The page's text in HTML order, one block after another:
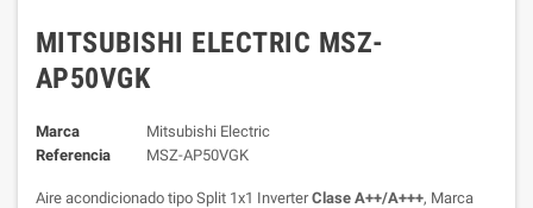
MITSUBISHI ELECTRIC MSZ-
AP50VGK
Marca
Mitsubishi Electric
Referencia
MSZ-AP50VGK
Aire acondicionado tipo Split 1x1 InverterClase A++/A+++, Marca